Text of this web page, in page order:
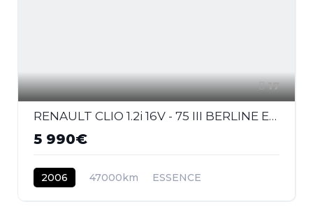
17
RENAULT CLIO 1.2i 16V - 75 III BERLINE Expression PHASE 1
5 990€
2006 47000km ESSENCE